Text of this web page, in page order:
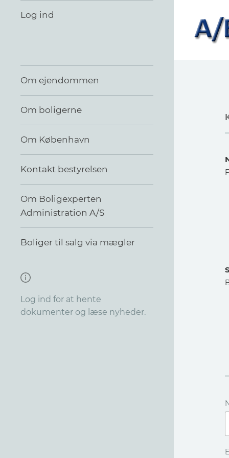
Log ind
Om ejendommen
Om boligerne
Om København
Kontakt bestyrelsen
Om Boligexperten
Administration A/S
Boliger til salg via mægler
Log ind for at hente
dokumenter og læse nyheder.